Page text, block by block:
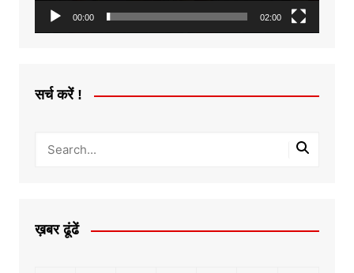
00:00 02:00
सर्च करें !
ख़बर ढूंढें